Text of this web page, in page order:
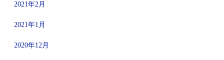
2021年2月
2021年1月
2020年12月